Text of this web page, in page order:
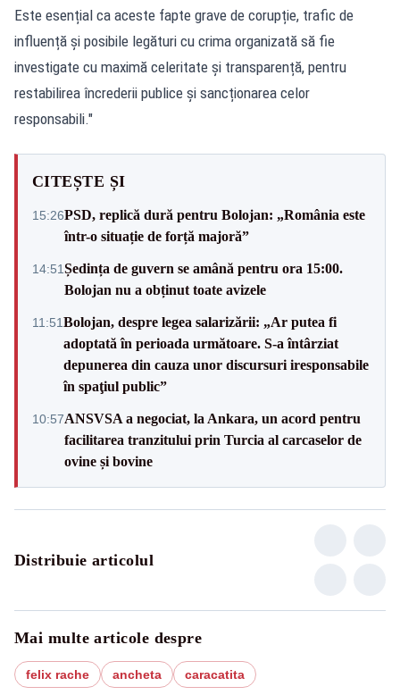
Este esențial ca aceste fapte grave de corupție, trafic de
influență și posibile legături cu crima organizată să fie
investigate cu maximă celeritate și transparență, pentru
restabilirea încrederii publice și sancționarea celor
responsabili."
CITEȘTE ȘI
15:26PSD, replică dură pentru Bolojan: „România este
într-o situație de forță majoră”
14:51Ședința de guvern se amână pentru ora 15:00.
Bolojan nu a obținut toate avizele
11:51Bolojan, despre legea salarizării: „Ar putea fi
adoptată în perioada următoare. S-a întârziat
depunerea din cauza unor discursuri iresponsabile
în spaţiul public”
10:57ANSVSA a negociat, la Ankara, un acord pentru
facilitarea tranzitului prin Turcia al carcaselor de
ovine și bovine
Distribuie articolul
Mai multe articole despre
felix rache ancheta caracatita